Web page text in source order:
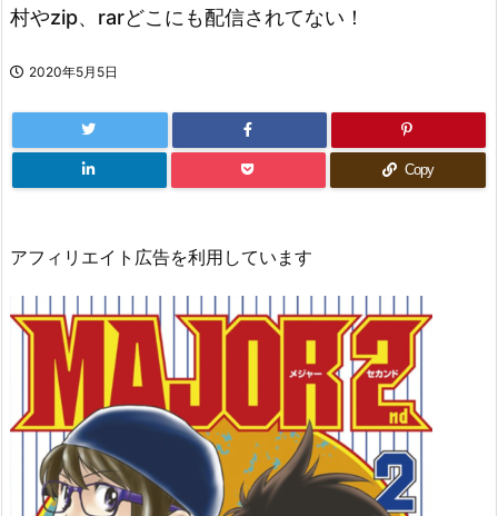
村やzip、rarどこにも配信されてない！
2020年5月5日
Copy
アフィリエイト広告を利用しています